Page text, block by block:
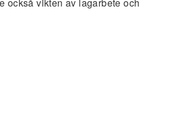
också vikten av lagarbete och